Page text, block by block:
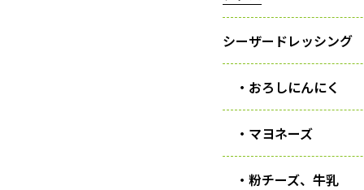
シーザードレッシング
・おろしにんにく
・マヨネーズ
・粉チーズ、牛乳